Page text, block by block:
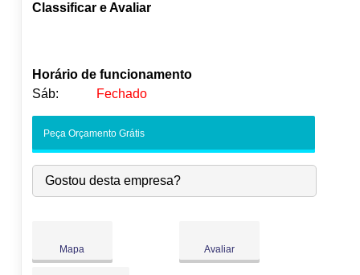
Classificar e Avaliar
Horário de funcionamento
Sáb:
Fechado
-
Qua:
09:00-18:00
Qui:
09:00-18:00
●
Peça Orçamento Grátis
Gostou desta empresa?
Mapa Avaliar